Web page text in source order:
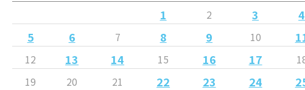
1 2 3
4
5
6 7 8 9 10
12 13 14 15 16 17
19
20 21 22 23 24